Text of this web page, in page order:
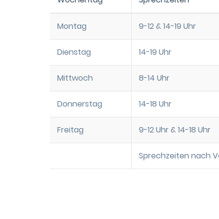
Montag 9-12 & 14-19 Uhr
Dienstag 14-19 Uhr
Mittwoch 8-14 Uhr
Donnerstag 14-18 Uhr
Freitag 9-12 Uhr & 14-18 Uhr
Sprechzeiten nach